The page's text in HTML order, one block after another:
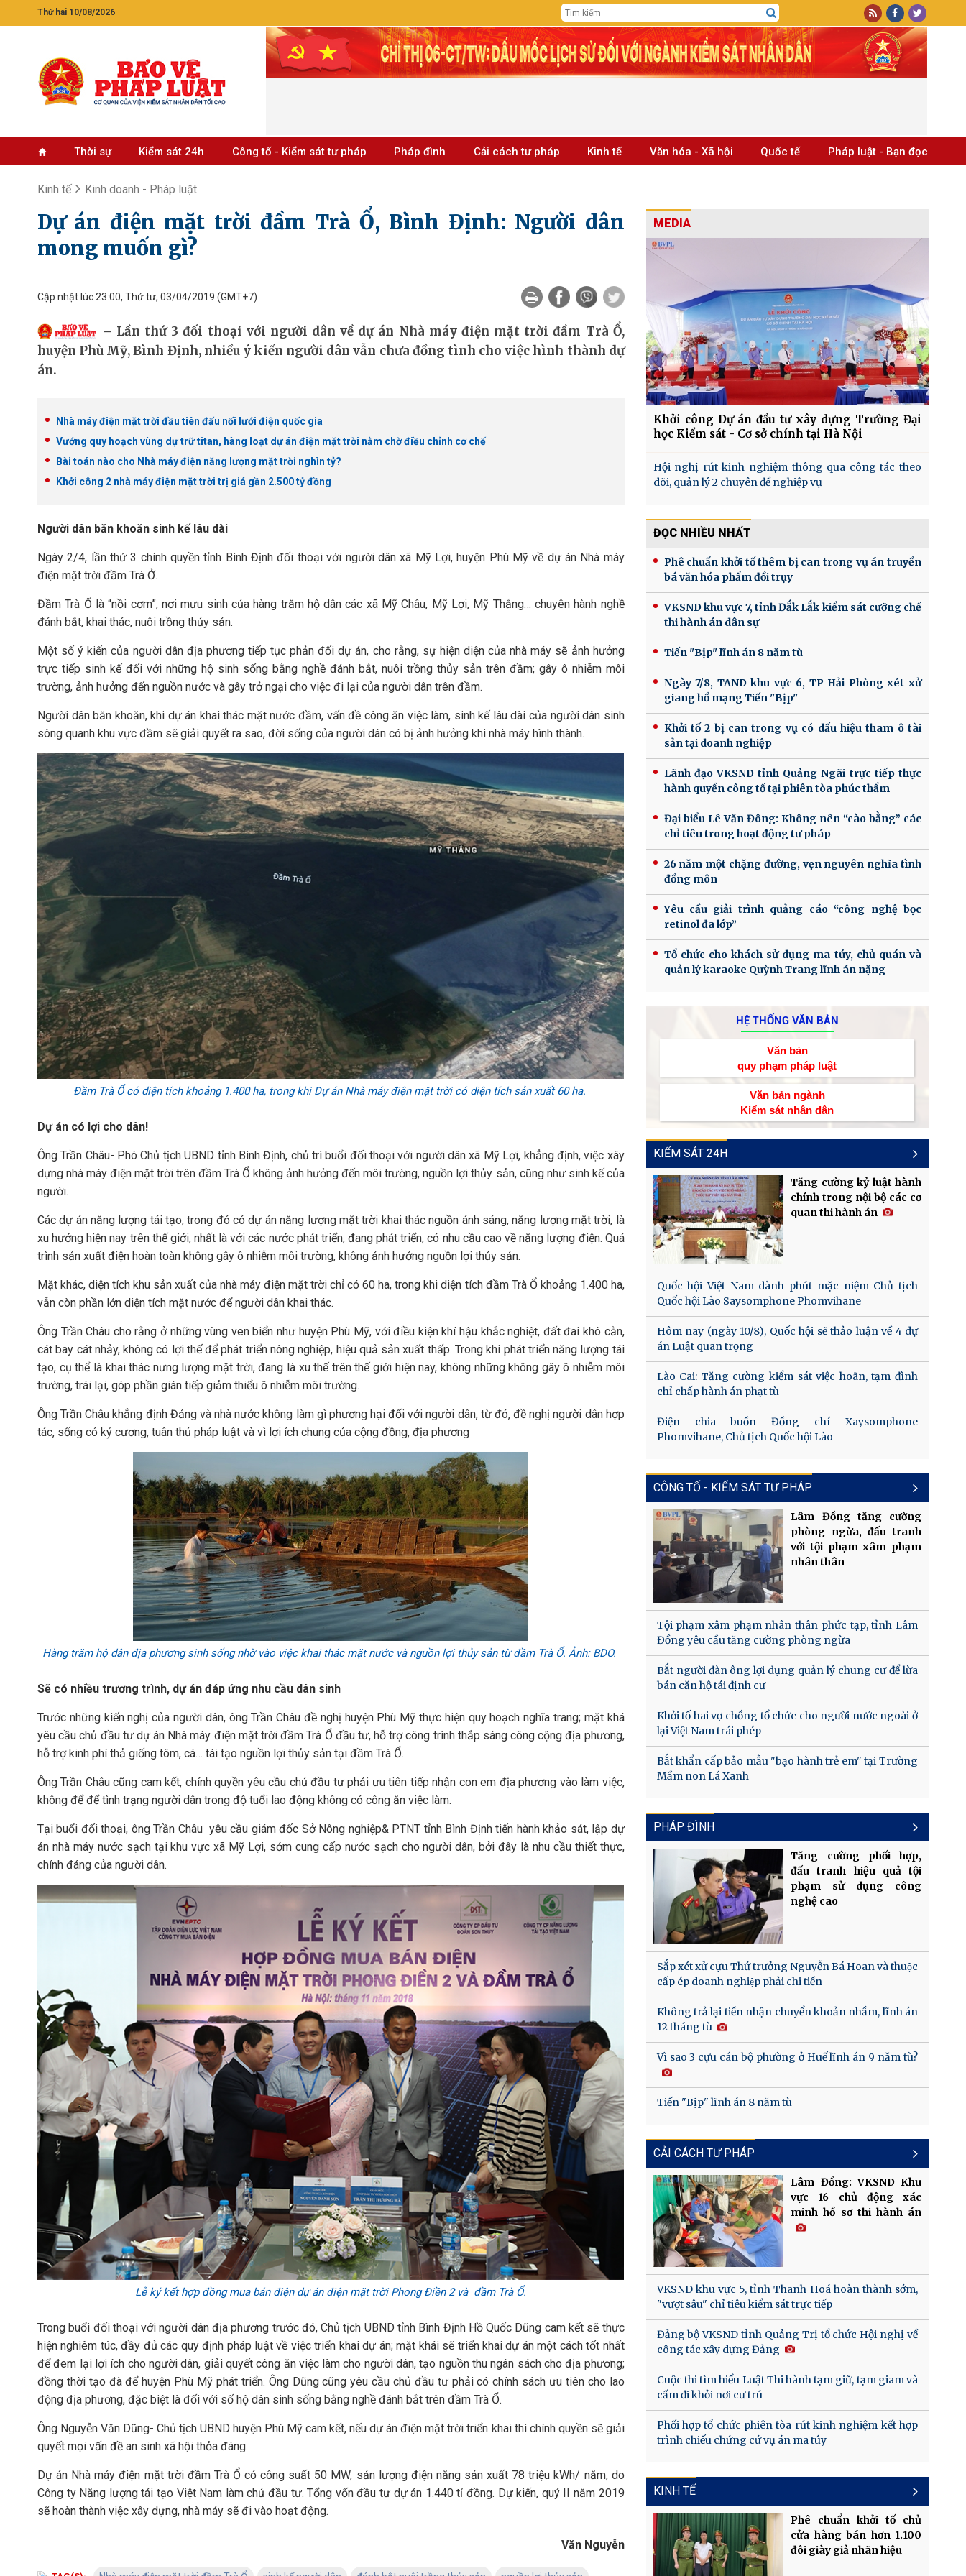
Thứ hai 10/08/2026
Thời sự Kiểm sát 24h Công tố - Kiểm sát tư pháp Pháp đình Cải cách tư pháp Kinh tế Văn hóa - Xã hội Quốc tế Pháp luật - Bạn đọc
Kinh tế Kinh doanh - Pháp luật
Dự án điện mặt trời đầm Trà Ổ, Bình Định: Người dân
mong muốn gì?
Cập nhật lúc 23:00, Thứ tư, 03/04/2019 (GMT+7)
Lần thứ 3 đối thoại với người dân về dự án Nhà máy điện mặt trời đầm Trà Ổ,
huyện Phù Mỹ, Bình Định, nhiều ý kiến người dân vẫn chưa đồng tình cho việc hình thành dự
án.
Nhà máy điện mặt trời đầu tiên đấu nối lưới điện quốc gia
Vướng quy hoạch vùng dự trữ titan, hàng loạt dự án điện mặt trời nằm chờ điều chỉnh cơ chế
Bài toán nào cho Nhà máy điện năng lượng mặt trời nghìn tỷ?
Khởi công 2 nhà máy điện mặt trời trị giá gần 2.500 tỷ đồng
Người dân băn khoăn sinh kế lâu dài
Ngày 2/4, lần thứ 3 chính quyền tỉnh Bình Định đối thoại với người dân xã Mỹ Lợi, huyện Phù Mỹ về dự án Nhà máy
điện mặt trời đầm Trà Ở.
Đầm Trà Ổ là “nồi cơm”, nơi mưu sinh của hàng trăm hộ dân các xã Mỹ Châu, Mỹ Lợi, Mỹ Thắng… chuyên hành nghề
đánh bắt, khai thác, nuôi trồng thủy sản.
Một số ý kiến của người dân địa phương tiếp tục phản đối dự án, cho rằng, sự hiện diện của nhà máy sẽ ảnh hưởng
trực tiếp sinh kế đối với những hộ sinh sống bằng nghề đánh bắt, nuôi trồng thủy sản trên đầm; gây ô nhiễm môi
trường, ảnh hưởng đến nguồn nước và gây trở ngại cho việc đi lại của người dân trên đầm.
Người dân băn khoăn, khi dự án khai thác mặt nước đầm, vấn đề công ăn việc làm, sinh kế lâu dài của người dân sinh
sông quanh khu vực đầm sẽ giải quyết ra sao, đời sống của người dân có bị ảnh hưởng khi nhà máy hình thành.
Đầm Trà Ổ có diện tích khoảng 1.400 ha, trong khi Dự án Nhà máy điện mặt trời có diện tích sản xuất 60 ha.
Dự án có lợi cho dân!
Ông Trần Châu- Phó Chủ tịch UBND tỉnh Bình Định, chủ trì buổi đối thoại với người dân xã Mỹ Lợi, khẳng định, việc xây
dựng nhà máy điện mặt trời trên đầm Trà Ổ không ảnh hưởng đến môi trường, nguồn lợi thủy sản, cũng như sinh kế của
người.
Các dự án năng lượng tái tạo, trong đó có dự án năng lượng mặt trời khai thác nguồn ánh sáng, năng lượng mặt trời, là
xu hướng hiện nay trên thế giới, nhất là với các nước phát triển, đang phát triển, có nhu cầu cao về năng lượng điện. Quá
trình sản xuất điện hoàn toàn không gây ô nhiễm môi trường, không ảnh hưởng nguồn lợi thủy sản.
Mặt khác, diện tích khu sản xuất của nhà máy điện mặt trời chỉ có 60 ha, trong khi diện tích đầm Trà Ổ khoảng 1.400 ha,
vẫn còn phần lớn diện tích mặt nước để người dân khai thác.
Ông Trần Châu cho rằng ở những vùng ven biển như huyện Phù Mỹ, với điều kiện khí hậu khắc nghiệt, đất đai khô cằn,
cát bay cát nhảy, không có lợi thế để phát triển nông nghiệp, hiệu quả sản xuất thấp. Trong khi phát triển năng lượng tái
tạo, cụ thể là khai thác nưng lượng mặt trời, đang là xu thế trên thế giới hiện nay, không những không gây ô nhiễm môi
trường, trái lại, góp phần gián tiếp giảm thiểu ô nhiễm môi trường.
Ông Trần Châu khẳng định Đảng và nhà nước không làm gì phương hại đối với người dân, từ đó, đề nghị người dân hợp
tác, sống có kỷ cương, tuân thủ pháp luật và vì lợi ích chung của cộng đồng, địa phương
Hàng trăm hộ dân địa phương sinh sống nhờ vào việc khai thác mặt nước và nguồn lợi thủy sản từ đầm Trà Ổ. Ảnh: BDO.
Sẽ có nhiều trương trình, dự án đáp ứng nhu cầu dân sinh
Trước những kiến nghị của người dân, ông Trần Châu đề nghị huyện Phù Mỹ thực hiện quy hoạch nghĩa trang; mặt khá
yêu cầu chủ đầu tư dự án Nhà máy điện mặt trời đầm Trà Ổ đầu tư, hỗ trợ công trình thắp sáng công cộng địa phương,
hỗ trợ kinh phí thả giống tôm, cá… tái tạo nguồn lợi thủy sản tại đầm Trà Ổ.
Ông Trần Châu cũng cam kết, chính quyền yêu cầu chủ đầu tư phải ưu tiên tiếp nhận con em địa phương vào làm việc,
không để để tình trạng người dân trong độ tuổi lao động không có công ăn việc làm.
Tại buổi đối thoại, ông Trần Châu yêu cầu giám đốc Sở Nông nghiệp& PTNT tỉnh Bình Định tiến hành khảo sát, lập dự
án nhà máy nước sạch tại khu vực xã Mỹ Lợi, sớm cung cấp nước sạch cho người dân, bởi đây là nhu cầu thiết thực,
chính đáng của người dân.
Lễ ký kết hợp đồng mua bán điện dự án điện mặt trời Phong Điền 2 và đầm Trà Ổ.
Trong buổi đối thoại với người dân địa phương trước đó, Chủ tịch UBND tỉnh Bình Định Hồ Quốc Dũng cam kết sẽ thực
hiện nghiêm túc, đầy đủ các quy định pháp luật về việc triển khai dự án; mặt khái sẽ triển khai dự án một cách tốt nhất
để đem lại lợi ích cho người dân, giải quyết công ăn việc làm cho người dân, tạo nguồn thu ngân sách cho địa phương;
đồng thời tạo đà để huyện Phù Mỹ phát triển. Ông Dũng cũng yêu cầu chủ đầu tư phải có chính sách ưu tiên cho lao
động địa phương, đặc biệt là đối với số hộ dân sinh sống bằng nghề đánh bắt trên đầm Trà Ổ.
Ông Nguyễn Văn Dũng- Chủ tịch UBND huyện Phù Mỹ cam kết, nếu dự án điện mặt trời triển khai thì chính quyền sẽ giải
quyết mọi vấn đề an sinh xã hội thỏa đáng.
Dự án Nhà máy điện mặt trời đầm Trà Ổ có công suất 50 MW, sản lượng điện năng sản xuất 78 triệu kWh/ năm, do
Công ty Năng lượng tái tạo Việt Nam làm chủ đầu tư. Tổng vốn đầu tư dự án 1.440 tỉ đồng. Dự kiến, quý II năm 2019
sẽ hoàn thành việc xây dựng, nhà máy sẽ đi vào hoạt động.
Văn Nguyễn
MEDIA
Khởi công Dự án đầu tư xây dựng Trường Đại
học Kiểm sát - Cơ sở chính tại Hà Nội
Hội nghị rút kinh nghiệm thông qua công tác theo
dõi, quản lý 2 chuyên đề nghiệp vụ
ĐỌC NHIỀU NHẤT
Phê chuẩn khởi tố thêm bị can trong vụ án truyền
bá văn hóa phẩm đồi trụy
VKSND khu vực 7, tỉnh Đắk Lắk kiểm sát cưỡng chế
thi hành án dân sự
Tiến "Bịp" lĩnh án 8 năm tù
Ngày 7/8, TAND khu vực 6, TP Hải Phòng xét xử
giang hồ mạng Tiến "Bịp"
Khởi tố 2 bị can trong vụ có dấu hiệu tham ô tài
sản tại doanh nghiệp
Lãnh đạo VKSND tỉnh Quảng Ngãi trực tiếp thực
hành quyền công tố tại phiên tòa phúc thẩm
Đại biểu Lê Văn Đông: Không nên “cào bằng” các
chỉ tiêu trong hoạt động tư pháp
26 năm một chặng đường, vẹn nguyên nghĩa tình
đồng môn
Yêu cầu giải trình quảng cáo “công nghệ bọc
retinol đa lớp”
Tổ chức cho khách sử dụng ma túy, chủ quán và
quản lý karaoke Quỳnh Trang lĩnh án nặng
HỆ THỐNG VĂN BẢN
Văn bản
quy phạm pháp luật
Văn bản ngành
Kiểm sát nhân dân
KIỂM SÁT 24H
Tăng cường kỷ luật hành
chính trong nội bộ các cơ
quan thi hành án
Quốc hội Việt Nam dành phút mặc niệm Chủ tịch
Quốc hội Lào Saysomphone Phomvihane
Hôm nay (ngày 10/8), Quốc hội sẽ thảo luận về 4 dự
án Luật quan trọng
Lào Cai: Tăng cường kiểm sát việc hoãn, tạm đình
chỉ chấp hành án phạt tù
Điện chia buồn Đồng chí Xaysomphone
Phomvihane, Chủ tịch Quốc hội Lào
CÔNG TỐ - KIỂM SÁT TƯ PHÁP
Lâm Đồng tăng cường
phòng ngừa, đấu tranh
với tội phạm xâm phạm
nhân thân
Tội phạm xâm phạm nhân thân phức tạp, tỉnh Lâm
Đồng yêu cầu tăng cường phòng ngừa
Bắt người đàn ông lợi dụng quản lý chung cư để lừa
bán căn hộ tái định cư
Khởi tố hai vợ chồng tổ chức cho người nước ngoài ở
lại Việt Nam trái phép
Bắt khẩn cấp bảo mẫu "bạo hành trẻ em" tại Trường
Mầm non Lá Xanh
PHÁP ĐÌNH
Tăng cường phối hợp,
đấu tranh hiệu quả tội
phạm sử dụng công
nghệ cao
Sắp xét xử cựu Thứ trưởng Nguyễn Bá Hoan và thuộc
cấp ép doanh nghiệp phải chi tiền
Không trả lại tiền nhận chuyển khoản nhầm, lĩnh án
12 tháng tù
Vì sao 3 cựu cán bộ phường ở Huế lĩnh án 9 năm tù?
Tiến "Bịp" lĩnh án 8 năm tù
CẢI CÁCH TƯ PHÁP
Lâm Đồng: VKSND Khu
vực 16 chủ động xác
minh hồ sơ thi hành án
VKSND khu vực 5, tỉnh Thanh Hoá hoàn thành sớm,
"vượt sâu" chỉ tiêu kiểm sát trực tiếp
Đảng bộ VKSND tỉnh Quảng Trị tổ chức Hội nghị về
công tác xây dựng Đảng
Cuộc thi tìm hiểu Luật Thi hành tạm giữ, tạm giam và
cấm đi khỏi nơi cư trú
Phối hợp tổ chức phiên tòa rút kinh nghiệm kết hợp
trình chiếu chứng cứ vụ án ma túy
KINH TẾ
Phê chuẩn khởi tố chủ
cửa hàng bán hơn 1.100
đôi giày giả nhãn hiệu